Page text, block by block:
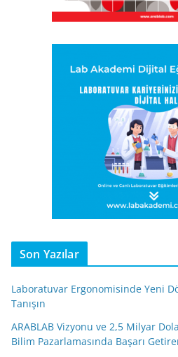
Son Yazılar
Laboratuvar Ergonomisinde Yeni
Tanışın
ARABLAB Vizyonu ve 2,5 Milyar
Bilim Pazarlamasında Başarı